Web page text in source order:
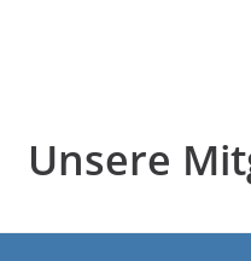
Unsere